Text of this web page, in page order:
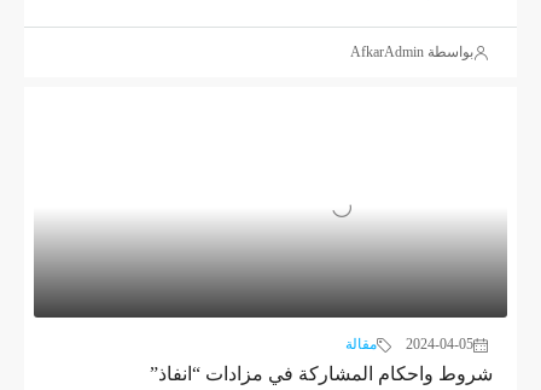
بواسطة AfkarAdmin
2024-04-05 مقالة
شروط واحكام المشاركة في مزادات “انفاذ”